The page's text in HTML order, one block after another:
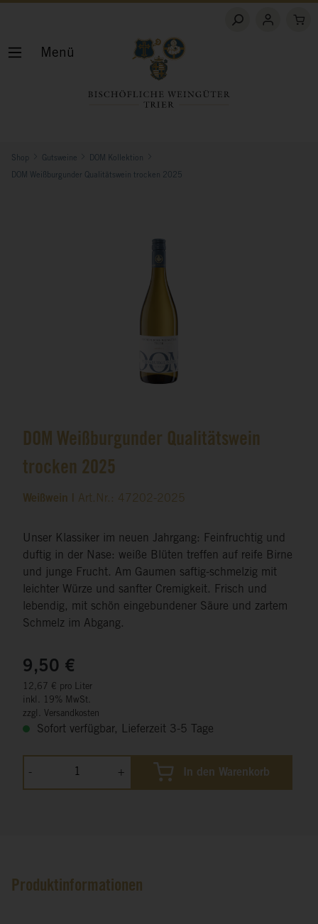
Shop Gutsweine DOM Kollektion
DOM Weißburgunder Qualitätswein trocken 2025
DOM Weißburgunder Qualitätswein
trocken 2025
Weißwein | Art.Nr.: 47202-2025
Unser Klassiker im neuen Jahrgang: Feinfruchtig und
duftig in der Nase: weiße Blüten treffen auf reife Birne
und junge Frucht. Am Gaumen saftig-schmelzig mit
leichter Würze und sanfter Cremigkeit. Frisch und
lebendig, mit schön eingebundener Säure und zartem
Schmelz im Abgang.
9,50 €
12,67 € pro Liter
inkl. 19% MwSt.
zzgl. Versandkosten
Sofort verfügbar, Lieferzeit 3-5 Tage
- + In den Warenkorb
Produktinformationen
Menü